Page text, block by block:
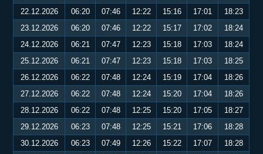
22.12.2026
06:20 07:46 12:22 15:16 17:01
18:23
23.12.2026
06:20 07:46 12:22 15:17 17:02
18:24
24.12.2026
06:21 07:47 12:23 15:18 17:03
18:24
25.12.2026
06:21 07:47 12:23 15:18 17:03
18:25
26.12.2026
06:22 07:48 12:24 15:19 17:04
18:26
27.12.2026
06:22 07:48 12:24 15:20 17:04
18:26
28.12.2026
06:22 07:48 12:25 15:20 17:05
18:27
29.12.2026
06:23 07:48 12:25 15:21 17:06
18:28
30.12.2026
06:23 07:49 12:26 15:22 17:07
18:28